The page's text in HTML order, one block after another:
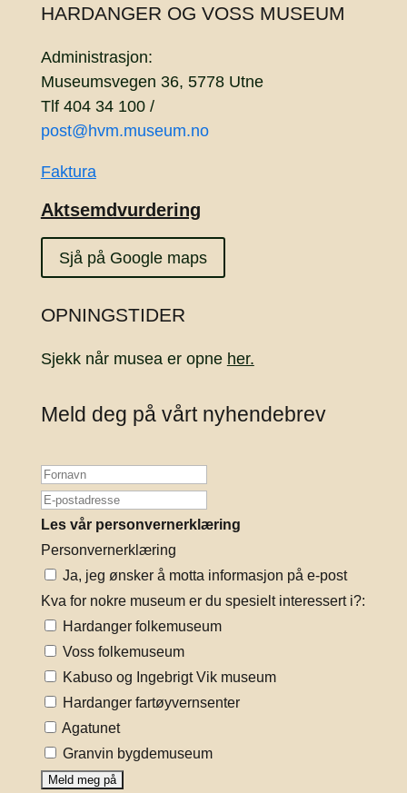
HARDANGER OG VOSS MUSEUM
Administrasjon:
Museumsvegen 36, 5778 Utne
Tlf 404 34 100 /
post@hvm.museum.no
Faktura
Aktsemdvurdering
Sjå på Google maps
OPNINGSTIDER
Sjekk når musea er opne her.
Meld deg på vårt nyhendebrev
Les vår personvernerklæring
Personvernerklæring
Ja, jeg ønsker å motta informasjon på e-post
Kva for nokre museum er du spesielt interessert i?:
Hardanger folkemuseum
Voss folkemuseum
Kabuso og Ingebrigt Vik museum
Hardanger fartøyvernsenter
Agatunet
Granvin bygdemuseum